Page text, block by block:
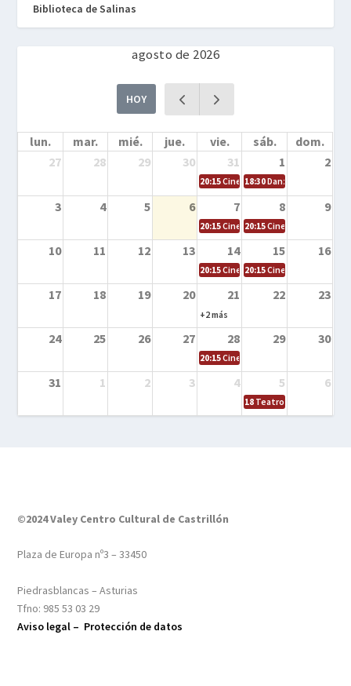
Biblioteca de Salinas
agosto de 2026
HOY
lun. mar. mié. jue. vie. sáb.
dom.
27
28 29 30 31 1 2
20:15Cine en la calle – Cómo
18:30Danza – Cita en el
3 4 5 6 7 8 9
20:15Cine en la calle – El niño y la
20:15Cine en la calle –
10 11 12 13 14 15 16
20:15Cine en la calle – Tortugas
20:15Cine en la calle –
17 18 19 20 21 22 23
+2 más
24 25 26 27 28 29 30
20:15Cine en el calle – Tintín y el
31 1 2 3 4 5 6
18 Teatro – Tres
©2024 Valey Centro Cultural de Castrillón
Plaza de Europa nº3 – 33450
Piedrasblancas – Asturias
Tfno: 985 53 03 29
Aviso legal – Protección de datos